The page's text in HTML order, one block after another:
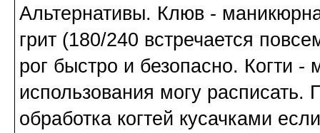
Альтернативы. Клюв -
грит (180/240 встречается
рог быстро и безопасно. Когти
использования могу
обработка когтей кусачками